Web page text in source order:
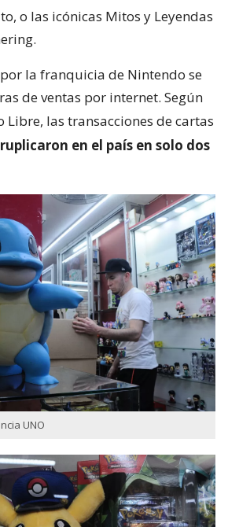
o las icónicas Mitos y Leyendas
la franquicia de Nintendo se
de ventas por internet. Según
Libre, las transacciones de cartas
en el país en solo dos
UNO